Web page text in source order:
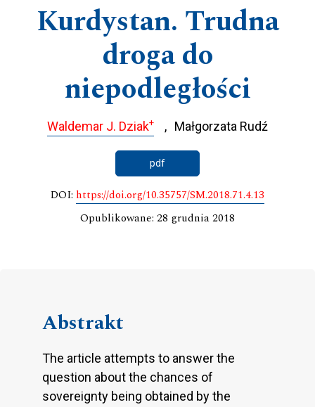
Kurdystan. Trudna
droga do
niepodległości
Waldemar J. Dziak+ Małgorzata Rudź
pdf
DOI: https://doi.org/10.35757/SM.2018.71.4.13
Opublikowane: 28 grudnia 2018
Abstrakt
The article attempts to answer the
question about the chances of
sovereignty being obtained by the